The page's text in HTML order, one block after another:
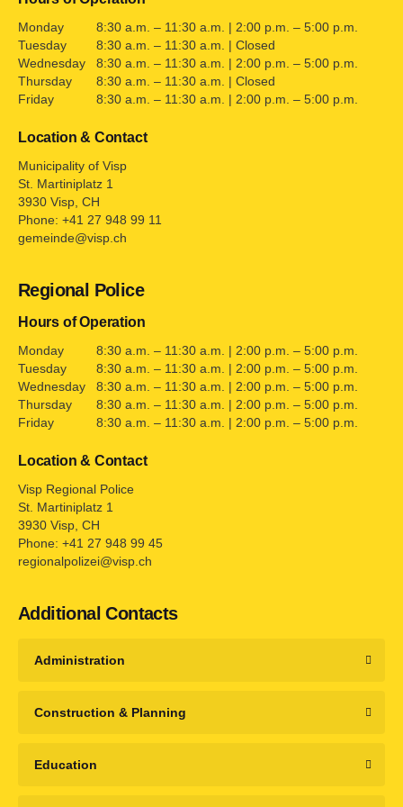
Monday
8:30 a.m. – 11:30 a.m. | 2:00 p.m. – 5:00 p.m.
Tuesday
8:30 a.m. – 11:30 a.m. | Closed
Wednesday
8:30 a.m. – 11:30 a.m. | 2:00 p.m. – 5:00 p.m.
Thursday
8:30 a.m. – 11:30 a.m. | Closed
Friday
8:30 a.m. – 11:30 a.m. | 2:00 p.m. – 5:00 p.m.
Location & Contact
Municipality of Visp
St. Martiniplatz 1
3930 Visp, CH
Phone: +41 27 948 99 11
gemeinde@visp.ch
Regional Police
Hours of Operation
Monday
8:30 a.m. – 11:30 a.m. | 2:00 p.m. – 5:00 p.m.
Tuesday
8:30 a.m. – 11:30 a.m. | 2:00 p.m. – 5:00 p.m.
Wednesday
8:30 a.m. – 11:30 a.m. | 2:00 p.m. – 5:00 p.m.
Thursday
8:30 a.m. – 11:30 a.m. | 2:00 p.m. – 5:00 p.m.
Friday
8:30 a.m. – 11:30 a.m. | 2:00 p.m. – 5:00 p.m.
Location & Contact
Visp Regional Police
St. Martiniplatz 1
3930 Visp, CH
Phone: +41 27 948 99 45
regionalpolizei@visp.ch
Additional Contacts
Administration
Construction & Planning
Education